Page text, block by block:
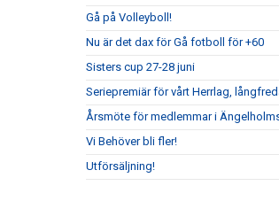
Gå på Volleyboll!
Nu är det dax för Gå fotboll för +60
Sisters cup 27-28 juni
Seriepremiär för vårt Herrlag,
Årsmöte för medlemmar i
Vi Behöver bli fler!
Utförsäljning!